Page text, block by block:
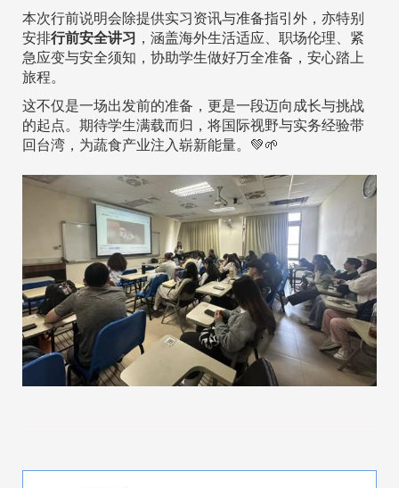
本次行前说明会除提供实习资讯与准备指引外，亦特别
安排行前安全讲习 ，涵盖海外生活适应、职场伦理、紧
急应变与安全须知，协助学生做好万全准备，安心踏上
旅程。
这不仅是一场出发前的准备，更是一段迈向成长与挑战
的起点。期待学生满载而归，将国际视野与实务经验带
回台湾，为蔬食产业注入崭新能量。💚🌱